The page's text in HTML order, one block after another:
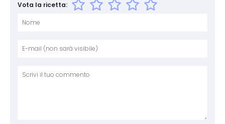
Vota la ricetta: